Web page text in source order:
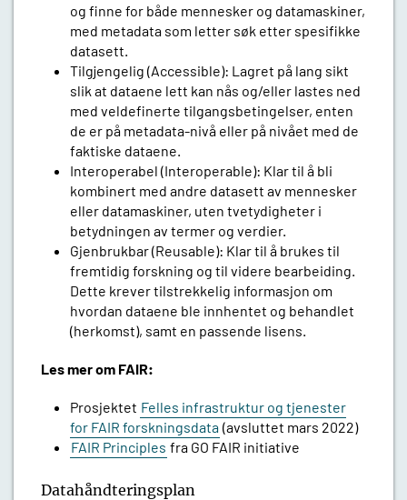
og finne for både mennesker og datamaskiner,
med metadata som letter søk etter spesifikke
datasett.
Tilgjengelig (Accessible): Lagret på lang sikt
slik at dataene lett kan nås og/eller lastes ned
med veldefinerte tilgangsbetingelser, enten
de er på metadata-nivå eller på nivået med de
faktiske dataene.
Interoperabel (Interoperable): Klar til å bli
kombinert med andre datasett av mennesker
eller datamaskiner, uten tvetydigheter i
betydningen av termer og verdier.
Gjenbrukbar (Reusable): Klar til å brukes til
fremtidig forskning og til videre bearbeiding.
Dette krever tilstrekkelig informasjon om
hvordan dataene ble innhentet og behandlet
(herkomst), samt en passende lisens.
Les mer om FAIR:
Prosjektet Felles infrastruktur og tjenester
for FAIR forskningsdata (avsluttet mars 2022)
FAIR Principles fra GO FAIR initiative
Datahåndteringsplan